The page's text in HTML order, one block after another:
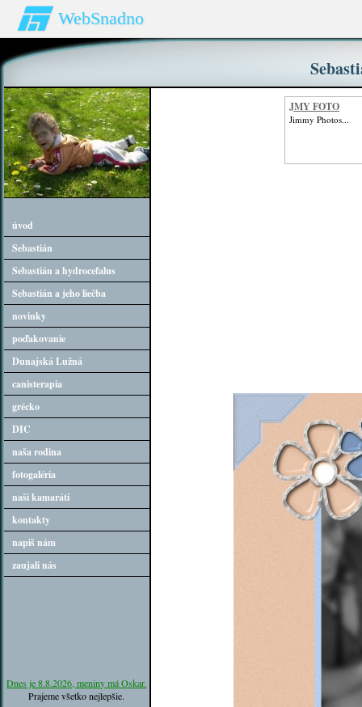
WebSnadno
úvod
Sebastián
Sebastián a hydrocefalus
Sebastián a jeho liečba
novinky
poďakovanie
Dunajská Lužná
canisterapia
grécko
DIC
naša rodina
fotogaléria
naši kamaráti
kontakty
napiš nám
zaujali nás
Dnes je 8.8.2026, meniny má Oskar.
Prajeme všetko nejlepšie.
JMY FOTO
Jimmy Photos...